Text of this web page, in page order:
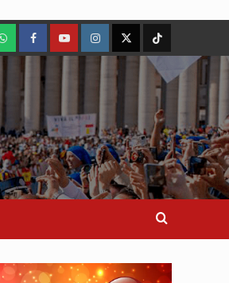
WhatsAppFacebookYoutubeInstagram
X TikTok